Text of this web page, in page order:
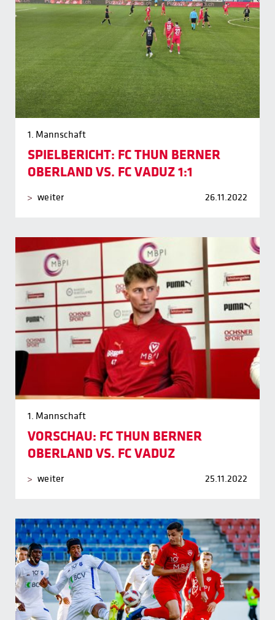
1. Mannschaft
SPIELBERICHT: FC THUN BERNER
OBERLAND VS. FC VADUZ 1:1
weiter 26.11.2022
1. Mannschaft
VORSCHAU: FC THUN BERNER
OBERLAND VS. FC VADUZ
weiter 25.11.2022